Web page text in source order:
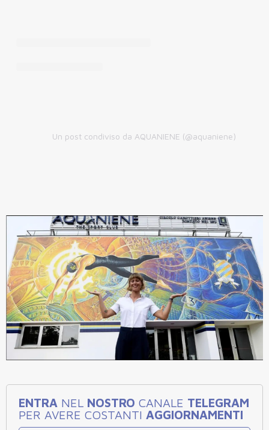
Un post condiviso da AQUANIENE (@aquaniene)
ENTRA NEL NOSTRO CANALE TELEGRAM
PER AVERE COSTANTI AGGIORNAMENTI